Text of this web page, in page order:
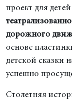
проект для
дорожного
основе
детской сказки
успешно
Столетняя